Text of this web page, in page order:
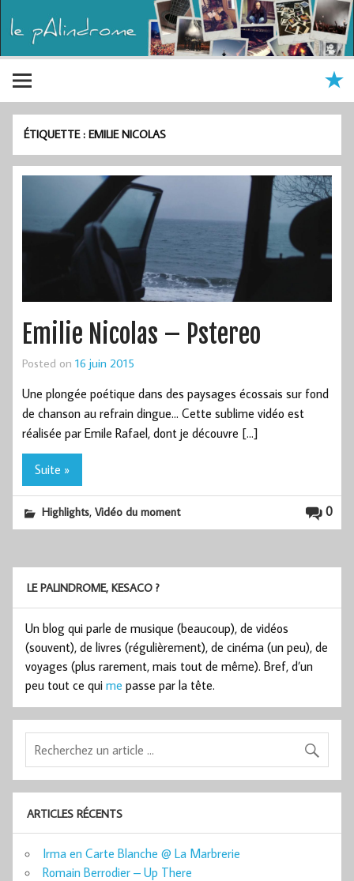
ÉTIQUETTE :EMILIE NICOLAS
Emilie Nicolas – Pstereo
Posted on 16 juin 2015
Une plongée poétique dans des paysages écossais sur fond
de chanson au refrain dingue… Cette sublime vidéo est
réalisée par Emile Rafael, dont je découvre […]
Suite »
0
Highlights,Vidéo du moment
LE PALINDROME, KESACO ?
Un blog qui parle de musique (beaucoup), de vidéos
(souvent), de livres (régulièrement), de cinéma (un peu), de
voyages (plus rarement, mais tout de même). Bref, d’un
peu tout ce qui me passe par la tête.
ARTICLES RÉCENTS
Irma en Carte Blanche @ La Marbrerie
Romain Berrodier – Up There